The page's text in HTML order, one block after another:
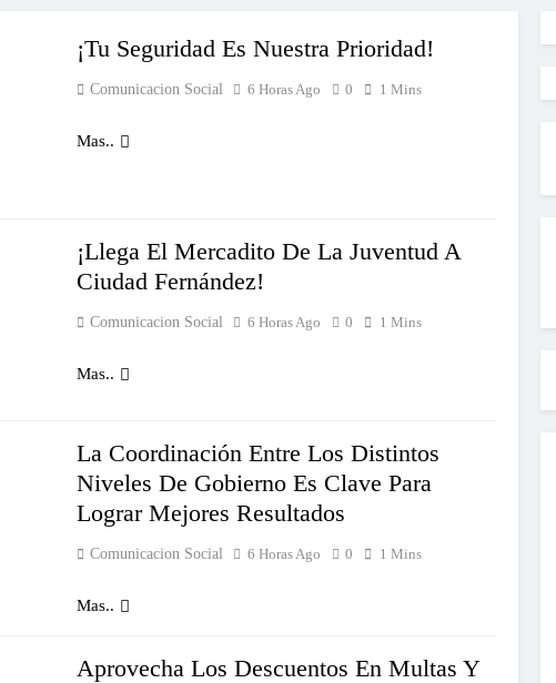
¡Tu Seguridad Es Nuestra Prioridad!
Comunicacion Social 6 Horas Ago 0 1 Mins
Mas..
¡Llega El Mercadito De La Juventud A
Ciudad Fernández!
Comunicacion Social 6 Horas Ago 0 1 Mins
Mas..
La Coordinación Entre Los Distintos
Niveles De Gobierno Es Clave Para
Lograr Mejores Resultados
Comunicacion Social 6 Horas Ago 0 1 Mins
Mas..
Aprovecha Los Descuentos En Multas Y